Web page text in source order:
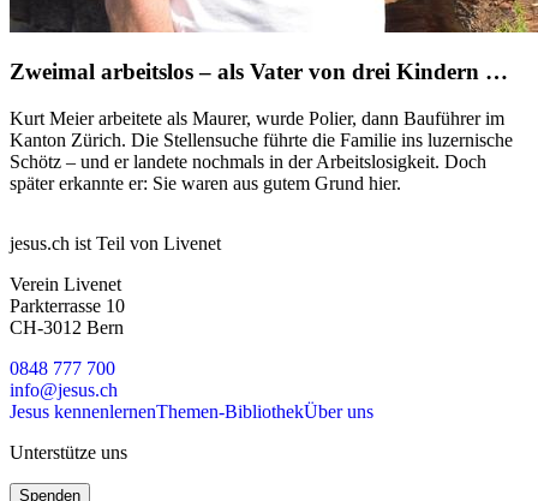
Zweimal arbeitslos – als Vater von drei Kindern …
Kurt Meier arbeitete als Maurer, wurde Polier, dann Bauführer im
Kanton Zürich. Die Stellensuche führte die Familie ins luzernische
Schötz – und er landete nochmals in der Arbeitslosigkeit. Doch
später erkannte er: Sie waren aus gutem Grund hier.
jesus.ch ist Teil von Livenet
Verein Livenet
Parkterrasse 10
CH-3012 Bern
0848 777 700
info@jesus.ch
Jesus kennenlernenThemen-BibliothekÜber uns
Unterstütze uns
Spenden